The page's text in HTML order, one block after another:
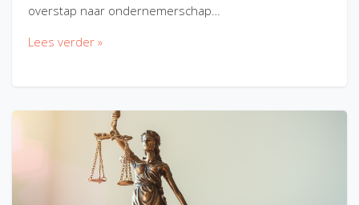
overstap naar ondernemerschap…
Lees verder »